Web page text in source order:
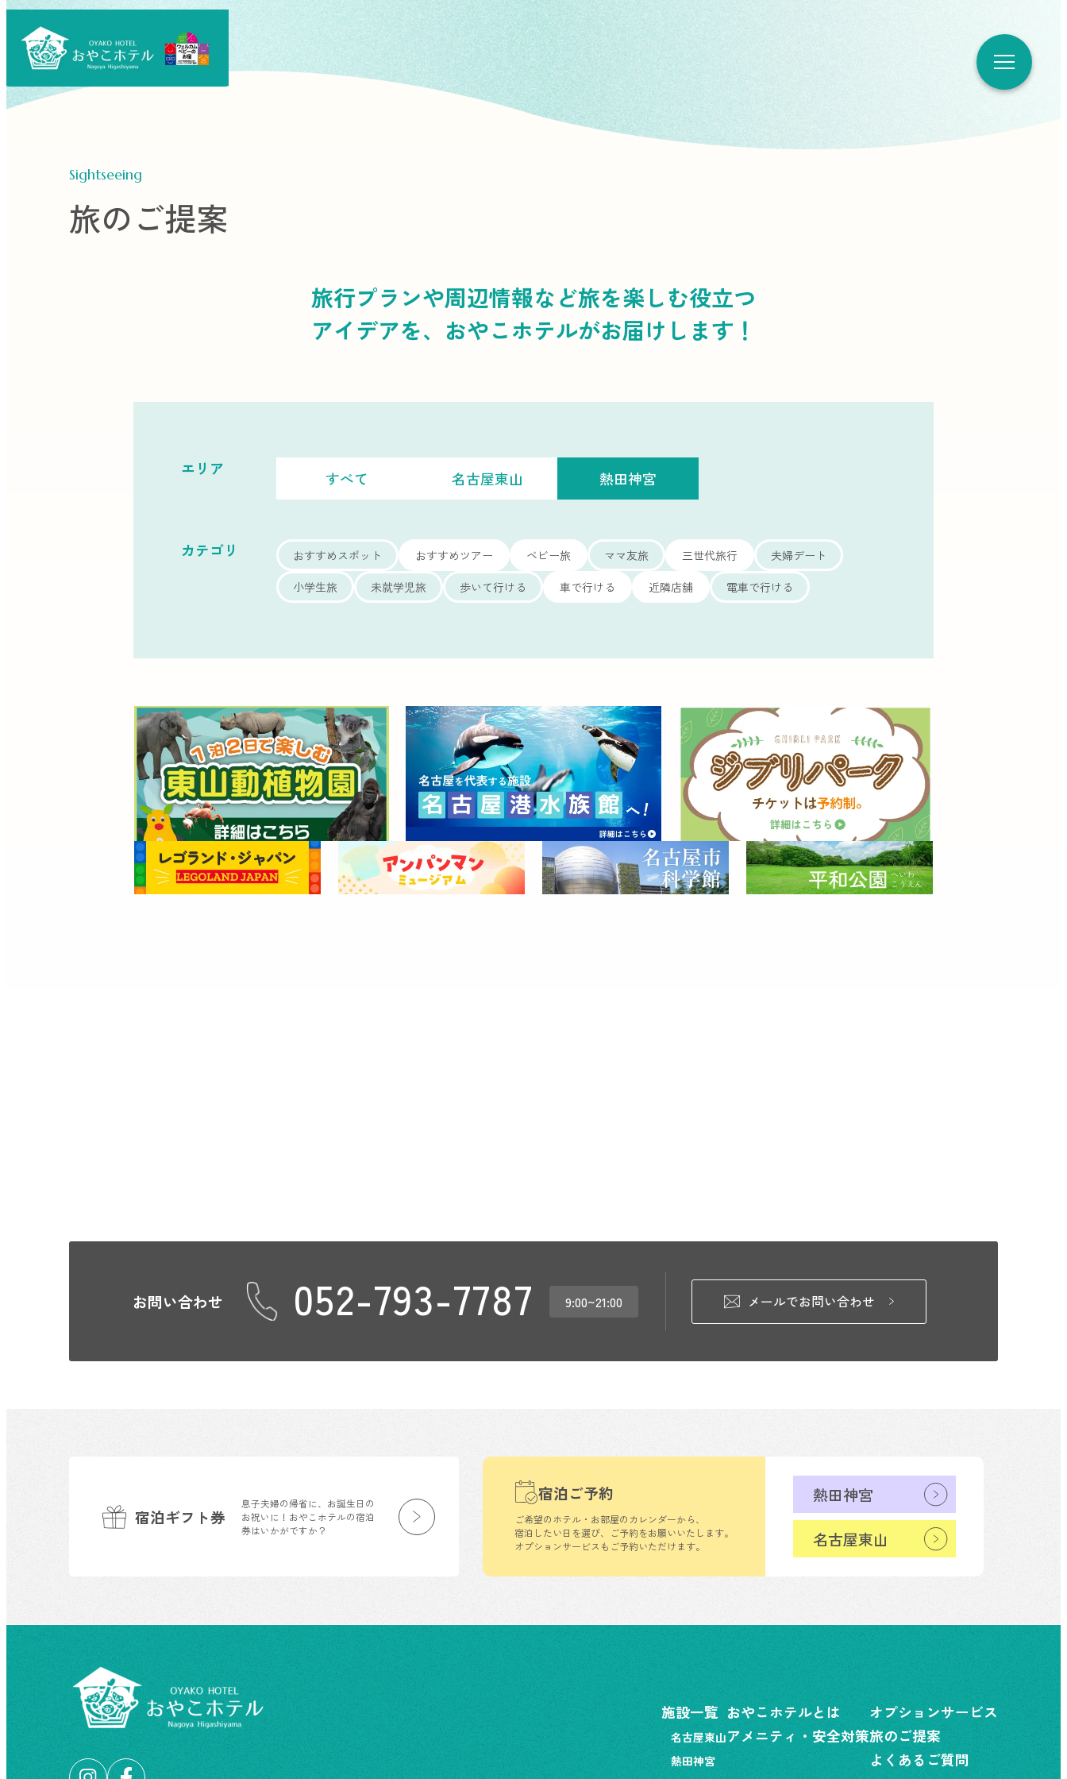
Sightseeing
旅のご提案
旅行プランや周辺情報など旅を楽しむ役立つ
アイデアを、 おやこホテルがお届けします！
エリア
すべて 名古屋東山 熱田神宮
カテゴリ おすすめスポット おすすめツアー ベビー旅 ママ友旅 三世代旅行
夫婦デート
小学生旅
未就学児旅 歩いて行ける 車で行ける 近隣店舗 電車で行ける
お問い合わせ 052-793-7787 9:00~21:00 メールでお問い合わせ
宿泊ギフト券
息子夫婦の帰省に、お誕生日の
お祝いに！おやこホテルの宿泊
券はいかがですか？
宿泊ご予約
ご希望のホテル・お部屋のカレンダーから、
宿泊したい日を選び、ご予約をお願いいたします。
オプションサービスもご予約いただけます。
熱田神宮
名古屋東山
施設一覧
名古屋東山
熱田神宮
おやこホテルとは
アメニティ・安全対策
オプションサービス
旅のご提案
よくあるご質問